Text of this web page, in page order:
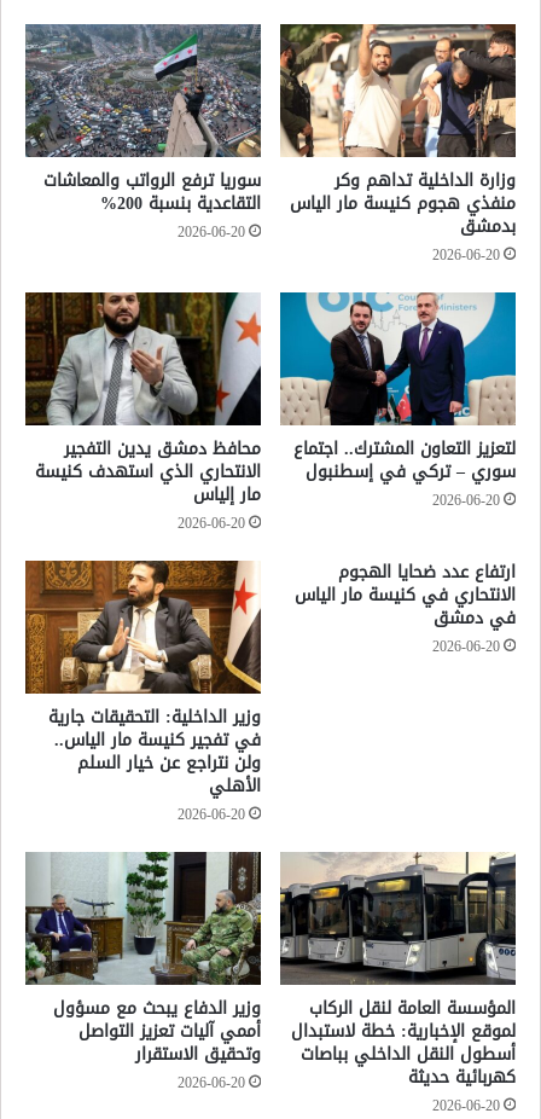
وزارة الداخلية تداهم وكر
منفذي هجوم كنيسة مار الياس
بدمشق
2026-06-20
سوريا ترفع الرواتب والمعاشات
التقاعدية بنسبة 200%
2026-06-20
لتعزيز التعاون المشترك.. اجتماع
سوري – تركي في إسطنبول
2026-06-20
محافظ دمشق يدين التفجير
الانتحاري الذي استهدف كنيسة
مار إلياس
2026-06-20
ارتفاع عدد ضحايا الهجوم
الانتحاري في كنيسة مار الياس
في دمشق
2026-06-20
وزير الداخلية: التحقيقات جارية
في تفجير كنيسة مار الياس..
ولن نتراجع عن خيار السلم
الأهلي
2026-06-20
المؤسسة العامة لنقل الركاب
لموقع الإخبارية: خطة لاستبدال
أسطول النقل الداخلي بباصات
كهربائية حديثة
2026-06-20
وزير الدفاع يبحث مع مسؤول
أممي آليات تعزيز التواصل
وتحقيق الاستقرار
2026-06-20